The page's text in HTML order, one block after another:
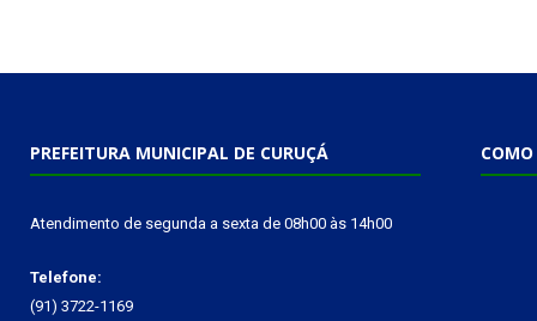
PREFEITURA MUNICIPAL DE CURUÇÁ
Atendimento de segunda a sexta de 08h00 às 14h00
Telefone:
(91) 3722-1169
COMO